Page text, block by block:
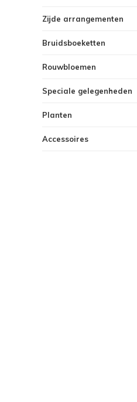
Zijde arrangementen
Bruidsboeketten
Rouwbloemen
Speciale gelegenheden
Planten
Accessoires